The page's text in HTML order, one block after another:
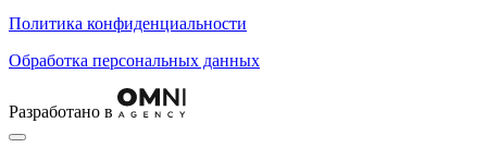
Политика конфиденциальности
Обработка персональных данных
Разработано в